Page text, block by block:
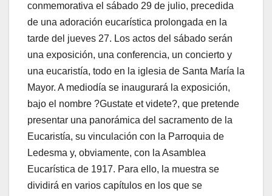
conmemorativa el sábado 29 de julio, precedida
de una adoración eucarística prolongada en la
tarde del jueves 27. Los actos del sábado serán
una exposición, una conferencia, un concierto y
una eucaristía, todo en la iglesia de Santa María la
Mayor. A mediodía se inaugurará la exposición,
bajo el nombre ?Gustate et videte?, que pretende
presentar una panorámica del sacramento de la
Eucaristía, su vinculación con la Parroquia de
Ledesma y, obviamente, con la Asamblea
Eucarística de 1917. Para ello, la muestra se
dividirá en varios capítulos en los que se